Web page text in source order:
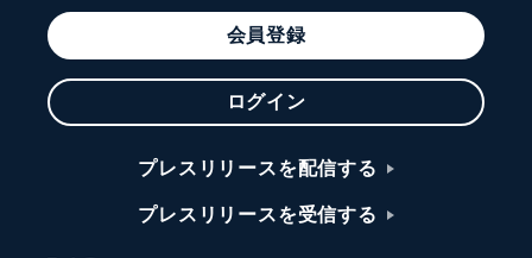
会員登録
ログイン
プレスリリースを配信する
プレスリリースを受信する